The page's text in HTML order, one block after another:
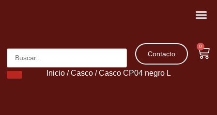
Contacto
0
Inicio/Casco/ Casco CP04 negro L